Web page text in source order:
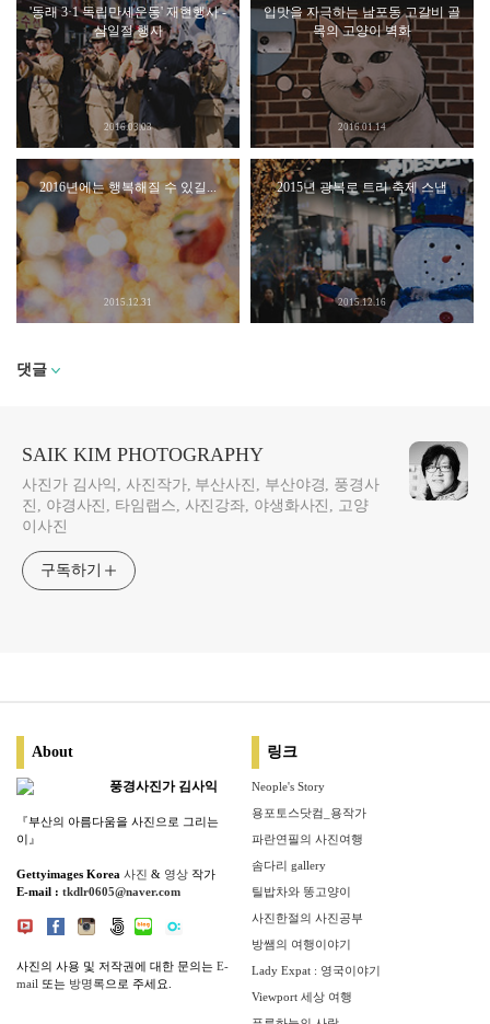
'동래 3·1 독립만세운동' 재현행사 -
삼일절 행사
2016.03.03
입맛을 자극하는 남포동 고갈비 골
목의 고양이 벽화
2016.01.14
2016년에는 행복해질 수 있길...
2015.12.31
2015년 광복로 트리 축제 스냅
2015.12.16
댓글
SAIK KIM PHOTOGRAPHY
사진가 김사익, 사진작가, 부산사진, 부산야경, 풍경사
진, 야경사진, 타임랩스, 사진강좌, 야생화사진, 고양
이사진
구독하기
About
풍경사진가 김사익
『부산의 아름다움을 사진으로 그리는
이』
Gettyimages Korea 사진 & 영상 작가
E-mail : tkdlr0605@naver.com
사진의 사용 및 저작권에 대한 문의는 E-
mail 또는 방명록으로 주세요.
링크
Neople's Story
용포토스닷컴_용작가
파란연필의 사진여행
솜다리 gallery
틸밥차와 똥고양이
사진한절의 사진공부
방쌤의 여행이야기
Lady Expat : 영국이야기
Viewport 세상 여행